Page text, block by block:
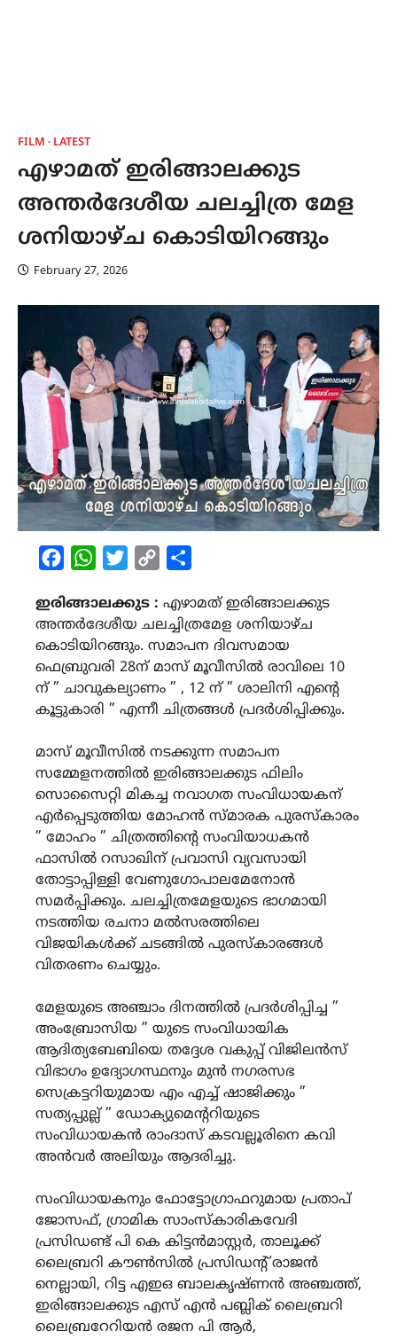
FILM LATEST
എഴാമത് ഇരിങ്ങാലക്കുട
അന്തർദേശീയ ചലച്ചിത്ര മേള
ശനിയാഴ്ച കൊടിയിറങ്ങും
February 27, 2026
FacebookWhatsAppTwitterCopy
ഇരിങ്ങാലക്കുട : എഴാമത് ഇരിങ്ങാലക്കുട
അന്തർദേശീയ ചലച്ചിത്രമേള ശനിയാഴ്ച
കൊടിയിറങ്ങും. സമാപന ദിവസമായ
ഫെബ്രുവരി 28ന് മാസ് മൂവീസിൽ രാവിലെ 10
ന് ” ചാവുകല്യാണം ” , 12 ന് ” ശാലിനി എൻ്റെ
കൂട്ടുകാരി ” എന്നീ ചിത്രങ്ങൾ പ്രദർശിപ്പിക്കും.
മാസ് മൂവീസിൽ നടക്കുന്ന സമാപന
സമ്മേളനത്തിൽ ഇരിങ്ങാലക്കുട ഫിലിം
സൊസൈറ്റി മികച്ച നവാഗത സംവിധായകന്
എർപ്പെടുത്തിയ മോഹൻ സ്മാരക പുരസ്കാരം
” മോഹം ” ചിത്രത്തിൻ്റെ സംവിയാധകൻ
ഫാസിൽ റസാഖിന് പ്രവാസി വ്യവസായി
തോട്ടാപ്പിള്ളി വേണുഗോപാലമേനോൻ
സമർപ്പിക്കും. ചലച്ചിത്രമേളയുടെ ഭാഗമായി
നടത്തിയ രചനാ മൽസരത്തിലെ
വിജയികൾക്ക് ചടങ്ങിൽ പുരസ്കാരങ്ങൾ
വിതരണം ചെയ്യും.
മേളയുടെ അഞ്ചാം ദിനത്തിൽ പ്രദർശിപ്പിച്ച ”
അംബ്രോസിയ ” യുടെ സംവിധായിക
ആദിത്യബേബിയെ തദ്ദേശ വകുപ്പ് വിജിലൻസ്
വിഭാഗം ഉദ്യോഗസ്ഥനും മുൻ നഗരസഭ
സെക്രട്ടറിയുമായ എം എച്ച് ഷാജിക്കും ”
സത്യപ്പുല്ല് ” ഡോക്യുമെൻ്ററിയുടെ
സംവിധായകൻ രാംദാസ് കടവല്ലൂരിനെ കവി
അൻവർ അലിയും ആദരിച്ചു.
സംവിധായകനും ഫോട്ടോഗ്രാഫറുമായ പ്രതാപ്
ജോസഫ്, ഗ്രാമിക സാംസ്കാരികവേദി
പ്രസിഡണ്ട് പി കെ കിട്ടൻമാസ്റ്റർ, താലൂക്ക്
ലൈബ്രറി കൗൺസിൽ പ്രസിഡന്റ് രാജൻ
നെല്ലായി, റിട്ട എഇഒ ബാലകൃഷ്ണൻ അഞ്ചത്ത്,
ഇരിങ്ങാലക്കുട എസ് എൻ പബ്ലിക് ലൈബ്രറി
ലൈബ്രറേറിയൻ രജന പി ആർ,